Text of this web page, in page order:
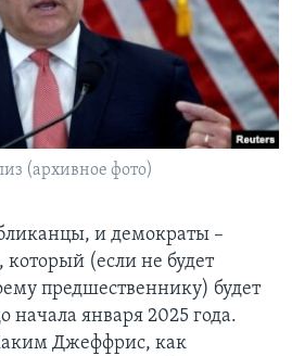
(архивное фото)
и демократы –
который (если не будет
предшественнику) будет
начала января 2025 года.
Джеффрис, как